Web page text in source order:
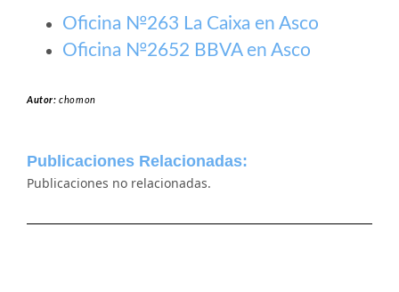
Oficina №263 La Caixa en Asco
Oficina №2652 BBVA en Asco
Autor:chomon
Publicaciones Relacionadas:
Publicaciones no relacionadas.